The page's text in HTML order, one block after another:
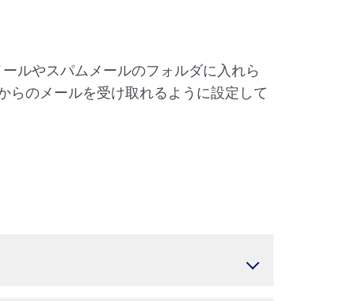
ルやスパムメールのフォルダに入れら
らのメールを受け取れるように設定して